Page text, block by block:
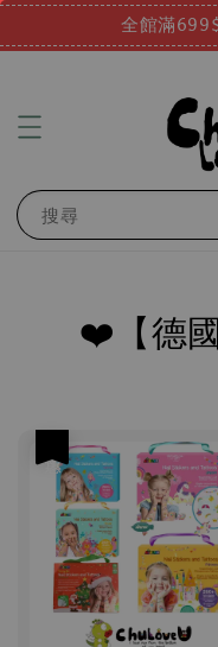
全館滿
搜尋
❤️【德